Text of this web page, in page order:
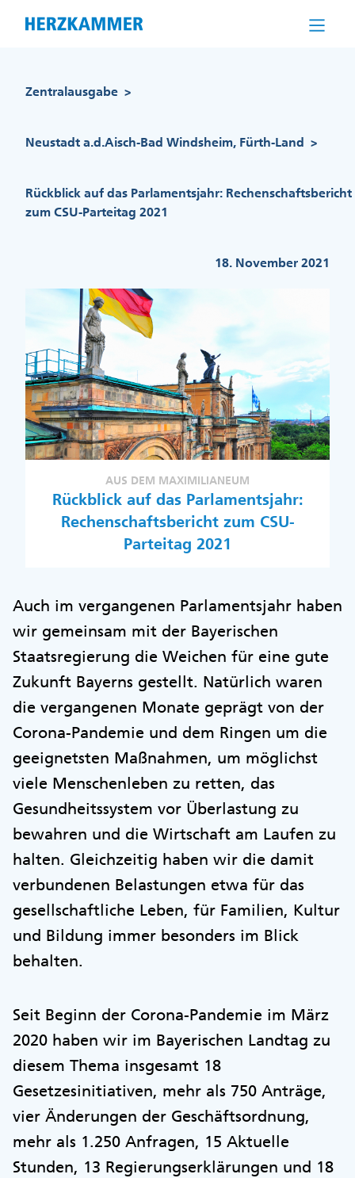
Zentralausgabe >
Neustadt a.d.Aisch-Bad Windsheim, Fürth-Land >
Rückblick auf das Parlamentsjahr: Rechenschaftsbericht
zum CSU-Parteitag 2021
18. November 2021
AUS DEM MAXIMILIANEUM
Rückblick auf das Parlamentsjahr:
Rechenschaftsbericht zum CSU-
Parteitag 2021
Auch im vergangenen Parlamentsjahr haben
wir gemeinsam mit der Bayerischen
Staatsregierung die Weichen für eine gute
Zukunft Bayerns gestellt. Natürlich waren
die vergangenen Monate geprägt von der
Corona-Pandemie und dem Ringen um die
geeignetsten Maßnahmen, um möglichst
viele Menschenleben zu retten, das
Gesundheitssystem vor Überlastung zu
bewahren und die Wirtschaft am Laufen zu
halten. Gleichzeitig haben wir die damit
verbundenen Belastungen etwa für das
gesellschaftliche Leben, für Familien, Kultur
und Bildung immer besonders im Blick
behalten.
Seit Beginn der Corona-Pandemie im März
2020 haben wir im Bayerischen Landtag zu
diesem Thema insgesamt 18
Gesetzesinitiativen, mehr als 750 Anträge,
vier Änderungen der Geschäftsordnung,
mehr als 1.250 Anfragen, 15 Aktuelle
Stunden, 13 Regierungserklärungen und 18